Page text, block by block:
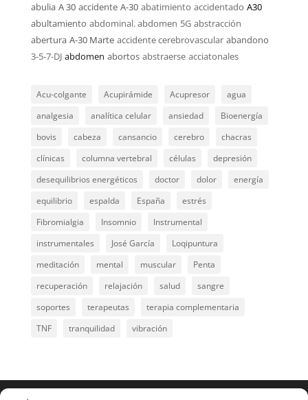
abulia A 30 accidente A-30 abatimiento accidentado A30
abultamiento abdominal. abdomen 5G abstracción
abertura A-30 Marte accidente cerebrovascular abandono
3-5-7-DJ abdomen abortos abstraerse acciatonales
Acu-colgante Acupirámide Acupresor
agua
analgesia
analítica celular ansiedad
Bioenergía
bovis
cabeza cansancio cerebro
chacras
clínicas
columna vertebral células
depresión
desequilibrios energéticos
doctor dolor
energía
equilibrio
espalda España
estrés
Fibromialgia
Insomnio
Instrumental
instrumentales
José García
Loqipuntura
meditación
mental muscular
Penta
recuperación
relajación salud
sangre
soportes
terapeutas
terapia complementaria
TNF
tranquilidad vibración